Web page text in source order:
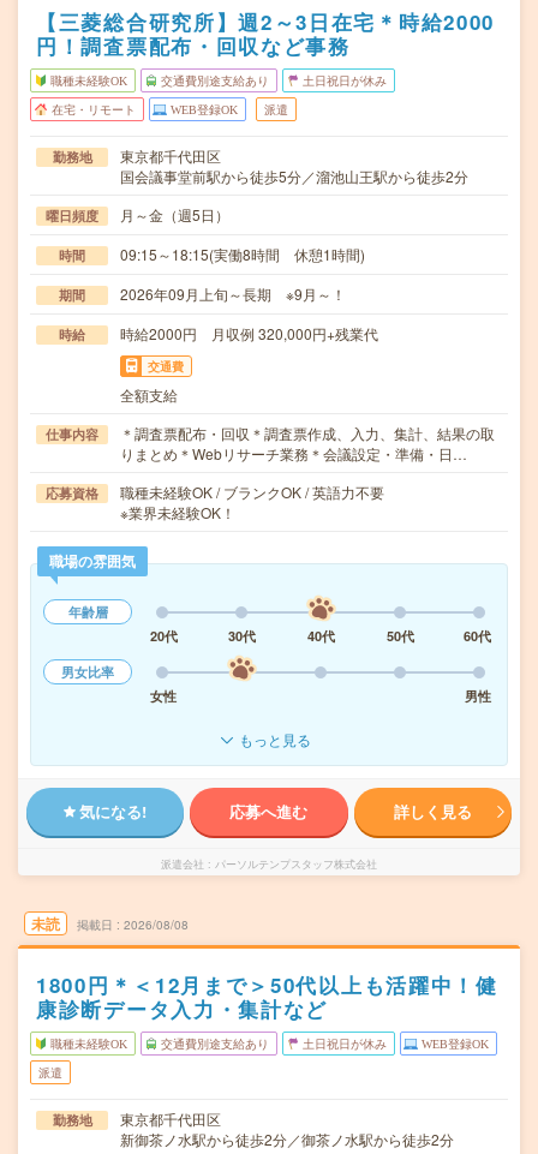
【三菱総合研究所】週2～3日在宅＊時給2000
円！調査票配布・回収など事務
職種未経験OK 交通費別途支給あり 土日祝日が休み
在宅・リモート WEB登録OK 派遣
勤務地
東京都千代田区
国会議事堂前駅から徒歩5分／溜池山王駅から徒歩2分
曜日頻度 月～金（週5日）
時間 09:15～18:15(実働8時間 休憩1時間)
期間 2026年09月上旬～長期 ※9月～！
時給 時給2000円 月収例 320,000円+残業代
交通費
全額支給
仕事内容
＊調査票配布・回収＊調査票作成、入力、集計、結果の取
りまとめ＊Webリサーチ業務＊会議設定・準備・日…
応募資格
職種未経験OK / ブランクOK / 英語力不要
※業界未経験OK！
職場の雰囲気
年齢層
20代
30代 40代 50代
60代
男女比率
女性
男性
もっと見る
気になる! 応募へ進む 詳しく見る
派遣会社 パーソルテンプスタッフ株式会社
未読 掲載日 2026/08/08
1800円＊＜12月まで＞50代以上も活躍中！健
康診断データ入力・集計など
職種未経験OK 交通費別途支給あり 土日祝日が休み WEB登録OK
派遣
勤務地
東京都千代田区
新御茶ノ水駅から徒歩2分／御茶ノ水駅から徒歩2分